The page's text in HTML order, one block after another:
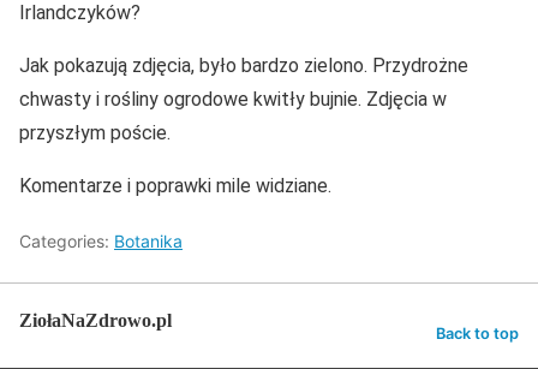
Irlandczyków?
Jak pokazują zdjęcia, było bardzo zielono. Przydrożne
chwasty i rośliny ogrodowe kwitły bujnie. Zdjęcia w
przyszłym poście.
Komentarze i poprawki mile widziane.
Categories: Botanika
ZiołaNaZdrowo.pl
Back to top